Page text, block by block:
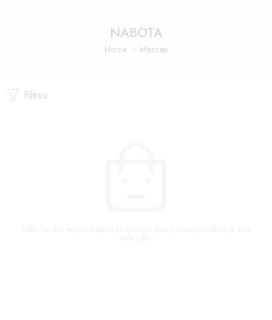
NABOTA
Home Marcas
Filtros